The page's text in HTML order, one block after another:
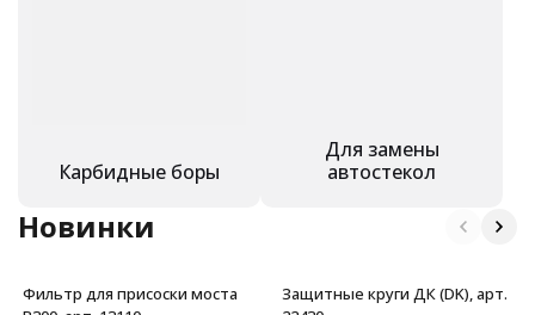
Карбидные боры
Для замены
автостекол
Новинки
Фильтр для присоски моста
Защитные круги ДК (DK), арт.